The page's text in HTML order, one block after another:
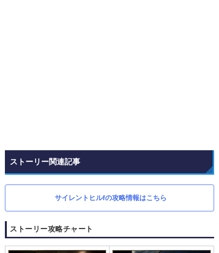
ストーリー関連記事
サイレントヒルfの攻略情報はこちら
ストーリー攻略チャート